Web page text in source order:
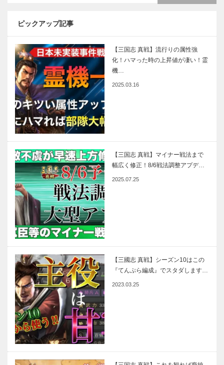
ピックアップ記事
【三国志 真戦】流行りの属性強
化！ハマった時の上昇値が凄い！霊
機…
2025.03.16
【三国志 真戦】マイナー戦法まで
幅広く修正！8/6戦法調整アプデ…
2025.07.25
【三國志 真戦】シーズン10はこの
『てんぷら編成』でスタダします…
2023.03.25